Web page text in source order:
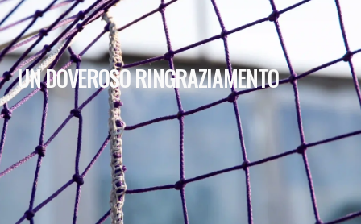
UN DOVEROSO RINGRAZIAMENTO